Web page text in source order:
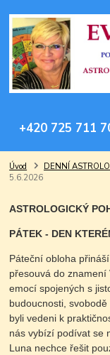
+420 725 711
Úvod DENNÍ
5.6.2026
ASTROLOGICKÝ
PÁTEK - DEN
Páteční obloha
přesouvá do
emocí spojených s
budoucnosti,
byli vedeni k
nás vybízí podívat se
Luna nechce řešit